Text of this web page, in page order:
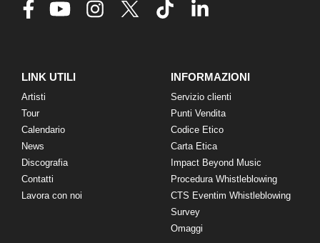
LINK UTILI
Artisti
Tour
Calendario
News
Discografia
Contatti
Lavora con noi
INFORMAZIONI
Servizio clienti
Punti Vendita
Codice Etico
Carta Etica
Impact Beyond Music
Procedura Whistleblowing
CTS Eventim Whistleblowing
Survey
Omaggi